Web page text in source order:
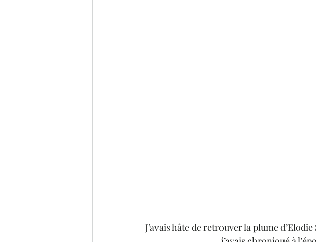
J’avais hâte de retrouver la plume